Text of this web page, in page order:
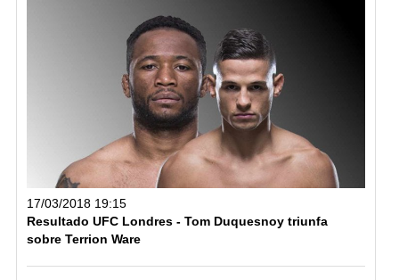
17/03/2018 19:15
Resultado UFC Londres - Tom Duquesnoy triunfa
sobre Terrion Ware